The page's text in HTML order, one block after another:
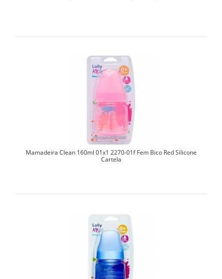
Mamadeira Clean 160ml 01x1 2270-01f Fem Bico Red Silicone
Cartela